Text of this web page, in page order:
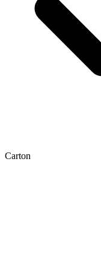
Carton